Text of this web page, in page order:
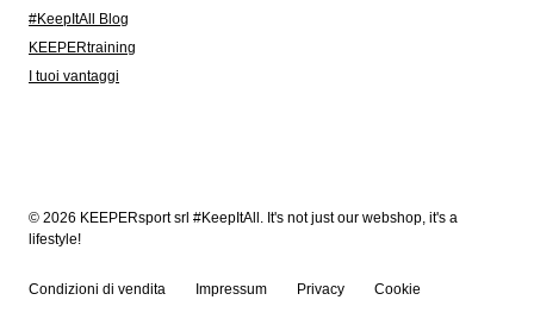
#KeepItAll Blog
KEEPERtraining
I tuoi vantaggi
© 2026 KEEPERsport srl #KeepItAll. It's not just our webshop, it's a
lifestyle!
Condizioni di vendita Impressum Privacy Cookie